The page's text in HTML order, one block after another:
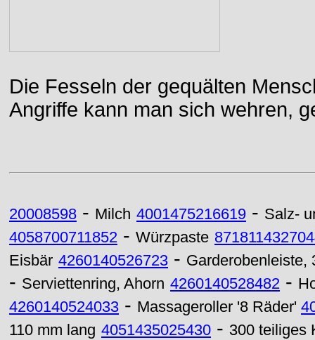
Die Fesseln der gequälten
Angriffe kann man sich wehren,
20008598 - Milch 4001475216619 - Salz-
4058700711852 - Würzpaste
Eisbär 4260140526723 - Garderobenleiste,
- Serviettenring, Ahorn 4260140528482 -
4260140524033 - Massageroller '8 Räder'
110 mm lang 4051435025430 - 300 teiliges